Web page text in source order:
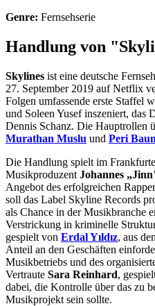
Genre: Fernsehserie
Handlung von
Skylines ist eine deutsche
27. September 2019 auf Netflix
Folgen umfassende erste Staffel
und Soleen Yusef inszeniert, das
Dennis Schanz. Die Hauptrollen
Murathan Muslu und Peri
Die Handlung spielt im
Musikproduzent Johannes
Angebot des erfolgreichen
soll das Label Skyline Records
als Chance in der Musikbranche
Verstrickung in kriminelle
gespielt von Erdal Yıldız, aus
Anteil an den Geschäften
Musikbetriebs und des
Vertraute Sara Reinhard,
dabei, die Kontrolle über das zu
Musikprojekt sein sollte.